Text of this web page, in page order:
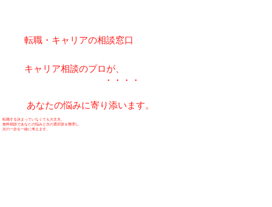
​転職・キャリアの相談窓口
転職する決まっていなくても大丈夫。
無料相談であなたの悩みと次の選択肢を整理し、
次の一歩を一緒に考えます。
​キャリア相談のプロが、
あなたの悩みに寄り添います。
​・・・・